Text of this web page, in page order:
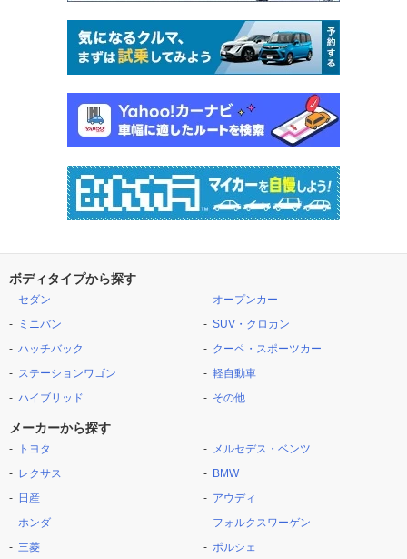
ボディタイプから探す
セダン
ミニバン
ハッチバック
ステーションワゴン
ハイブリッド
オープンカー
SUV・クロカン
クーペ・スポーツカー
軽自動車
その他
メーカーから探す
トヨタ
レクサス
日産
ホンダ
三菱
メルセデス・ベンツ
BMW
アウディ
フォルクスワーゲン
ポルシェ